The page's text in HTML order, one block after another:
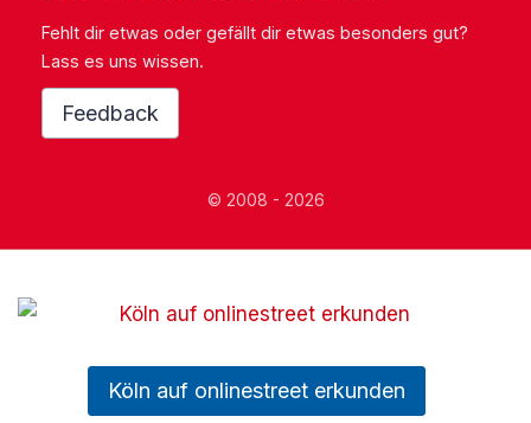
Fehlt dir etwas oder gefällt dir etwas besonders gut?
Lass es uns wissen.
Feedback
© 2008 - 2026
Köln auf onlinestreet erkunden